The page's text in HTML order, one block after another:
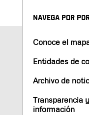
NAVEGA POR
Conoce el
Entidades de
Archivo de
Transparencia
información